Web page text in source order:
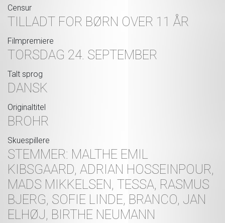
Censur
TILLADT FOR BØRN OVER 11 ÅR
Filmpremiere
TORSDAG 24. SEPTEMBER
Talt sprog
DANSK
Originaltitel
BROHR
Skuespillere
STEMMER: MALTHE EMIL
KIBSGAARD, ADRIAN HOSSEINPOUR,
MADS MIKKELSEN, TESSA, RASMUS
BJERG, SOFIE LINDE, BRANCO, JAN
ELHØJ, BIRTHE NEUMANN